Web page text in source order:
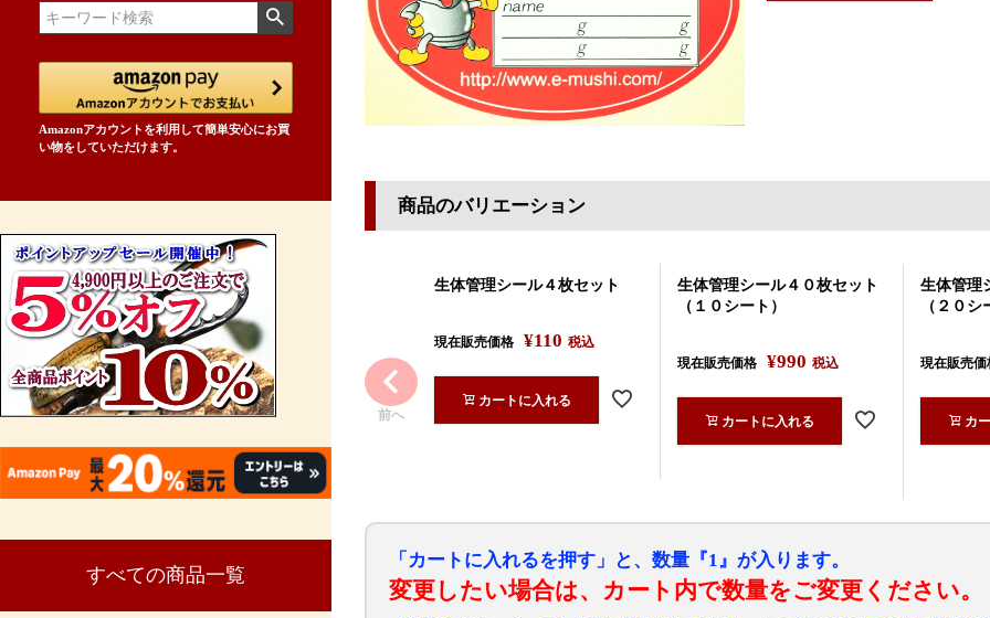
Amazonアカウントを利用して簡単安心にお買
い物をしていただけます。
すべての商品一覧
商品のバリエーション
前へ
生体管理シール４枚セット
現在販売価格 ¥110 税込
カートに入れる
生体管理シール４０枚セット
（１０シート）
現在販売価格 ¥990 税込
カートに入れる
生体管理
（２０シ
現在販売価
カ
「カートに入れるを押す」と、数量『1』が入ります。
変更したい場合は、カート内で数量をご変更ください。